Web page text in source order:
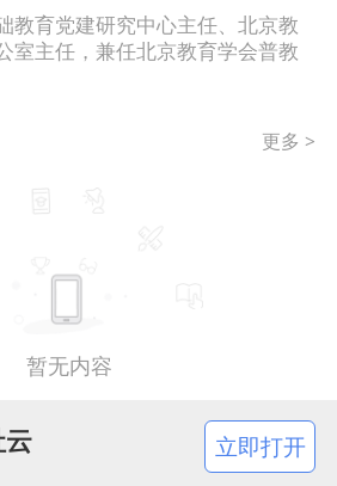
教育党建研究中心主任、北京教
室主任，兼任北京教育学会普教
育网特约研究员等。 微信公众
党的建设科学化。
更多 >
暂无内容
立即打开